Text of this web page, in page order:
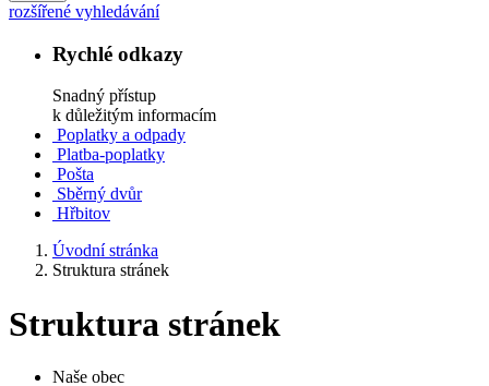
rozšířené vyhledávání
Rychlé odkazy
Snadný přístup
k důležitým informacím
Poplatky a odpady
Platba-poplatky
Pošta
Sběrný dvůr
Hřbitov
Úvodní stránka
Struktura stránek
Struktura stránek
Naše obec